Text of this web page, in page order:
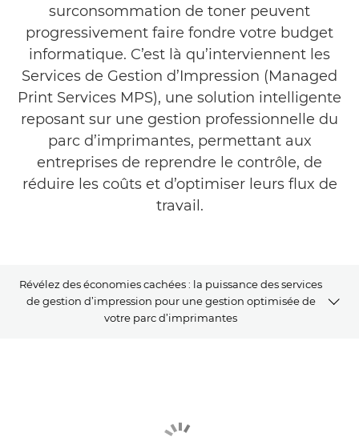
surconsommation de toner peuvent
progressivement faire fondre votre budget
informatique. C’est là qu’interviennent les
Services de Gestion d’Impression (Managed
Print Services MPS), une solution intelligente
reposant sur une gestion professionnelle du
parc d’imprimantes, permettant aux
entreprises de reprendre le contrôle, de
réduire les coûts et d’optimiser leurs flux de
travail.
Révélez des économies cachées : la puissance des services
de gestion d’impression pour une gestion optimisée de
votre parc d’imprimantes